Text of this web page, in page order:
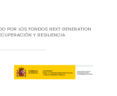
POR LOS FONDOS NEXT GENERATION
Y RESILIENCIA